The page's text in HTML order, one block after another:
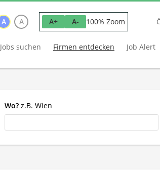
A A A+ A- 100% Zoom
Jobs suchen Firmen entdecken Job Alert
Wo? z.B. Wien